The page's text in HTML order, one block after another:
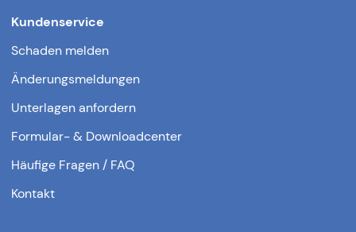
Kundenservice
Schaden melden
Änderungsmeldungen
Unterlagen anfordern
Formular- & Downloadcenter
Häufige Fragen / FAQ
Kontakt